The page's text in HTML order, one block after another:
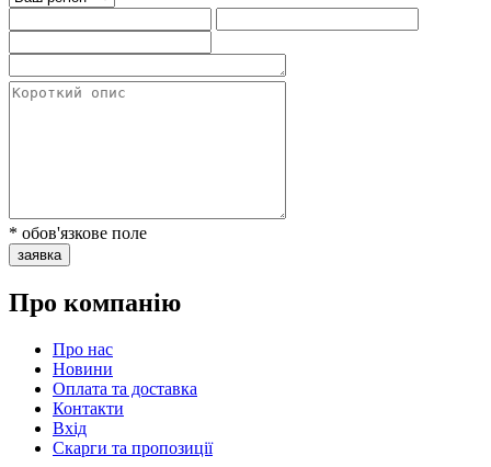
* обов'язкове поле
заявка
Про компанію
Про нас
Новини
Оплата та доставка
Контакти
Вхiд
Скарги та пропозиції